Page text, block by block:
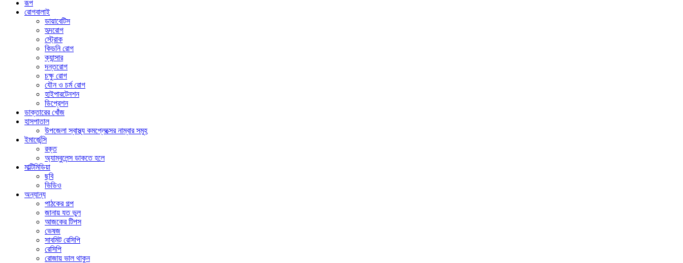
রূপ
রোগবালাই
ডায়াবেটিস
হৃদরোগ
স্ট্রোক
কিডনি রোগ
ক্যান্সার
দন্তরোগ
চক্ষু রোগ
যৌন ও চর্ম রোগ
হাইপারটেনশন
ডিপ্রেশন
ডাক্তারের খোঁজ
হাসপাতাল
উপজেলা স্বাস্থ্য কমপ্লেক্সের নাম্বার সমূহ
ইমার্জেন্সি
রক্ত
অ্যাম্বুলেন্স ডাকতে হলে
মাল্টিমিডিয়া
ছবি
ভিডিও
অন্যান্য
পাঠকের গল্প
জানায় যত ভুল
আজকের টিপস
ভেষজ
সাবমিট রেসিপি
রেসিপি
রোজায় ভাল থাকুন